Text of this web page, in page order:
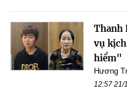
Thanh
vụ
hiểm"
Hương
12:57 21/